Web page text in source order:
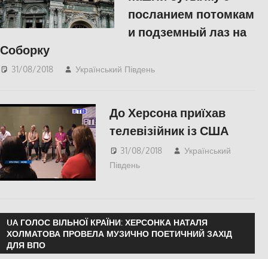
посланием потомкам
и подземный лаз на
Соборку
31/08/2018 Український Південь
До Херсона приїхав
телевізійник із США
31/08/2018
Український
Південь
UA ГОЛОС ВІЛЬНОЇ КРАЇНИ: ХЕРСОНКА НАТАЛЯ
ХОЛМАТОВА ПРОВЕЛА МУЗИЧНО ПОЕТИЧНИЙ ЗАХІД
ДЛЯ ВПО